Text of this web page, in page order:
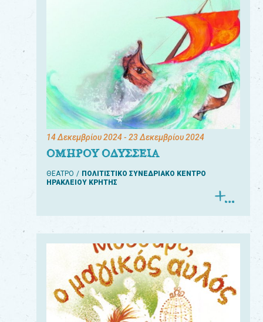
14 Δεκεμβρίου 2024- 23 Δεκεμβρίου 2024
ΟΜΗΡΟΥ ΟΔΥΣΣΕΙΑ
ΘΕΑΤΡΟ
ΠΟΛΙΤΙΣΤΙΚΟ ΣΥΝΕΔΡΙΑΚΟ ΚΕΝΤΡΟ
ΗΡΑΚΛΕΙΟΥ ΚΡΗΤΗΣ